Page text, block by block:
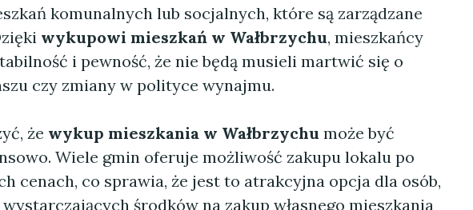
komunalnych lub socjalnych, które są zarządzane
wykupowi mieszkań w Wałbrzychu, mieszkańcy
i pewność, że nie będą musieli martwić się o
czy zmiany w polityce wynajmu.
że wykup mieszkania w Wałbrzychu może być
Wiele gmin oferuje możliwość zakupu lokalu po
cenach, co sprawia, że jest to atrakcyjna opcja dla osób,
środków na zakup własnego mieszkania